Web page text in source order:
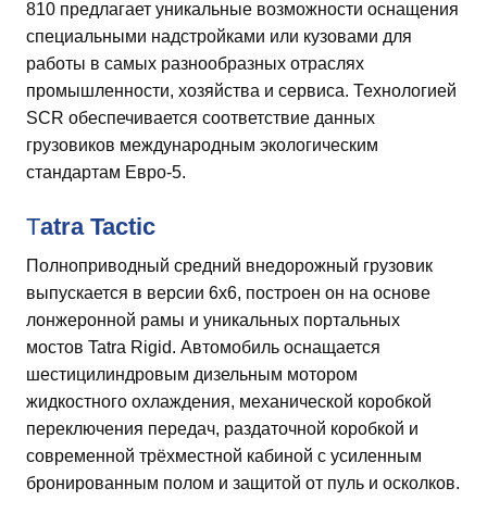
810 предлагает уникальные возможности оснащения
специальными надстройками или кузовами для
работы в самых разнообразных отраслях
промышленности, хозяйства и сервиса. Технологией
SCR обеспечивается соответствие данных
грузовиков международным экологическим
стандартам Евро-5.
Tatra Tactic
Полноприводный средний внедорожный грузовик
выпускается в версии 6х6, построен он на основе
лонжеронной рамы и уникальных портальных
мостов Tatra Rigid. Автомобиль оснащается
шестицилиндровым дизельным мотором
жидкостного охлаждения, механической коробкой
переключения передач, раздаточной коробкой и
современной трёхместной кабиной с усиленным
бронированным полом и защитой от пуль и осколков.